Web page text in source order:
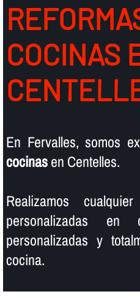
COCINAS
En Fervalles, somos
cocinasen Centelles.
Realizamos
personalizadas en
personalizadas y
cocina.